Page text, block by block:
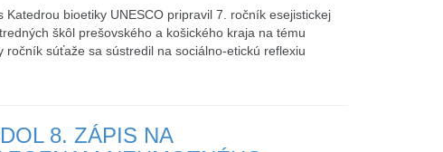
Katedrou bioetiky UNESCO pripravil 7. ročník esejistickej
škôl prešovského a košického kraja na tému
ročník súťaže sa sústredil na sociálno-etickú reflexiu
8. ZÁPIS NA